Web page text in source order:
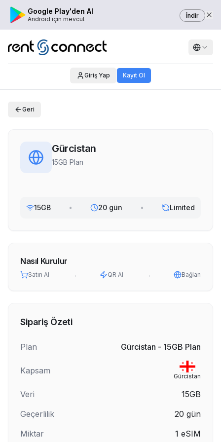
Google Play'den Al
Android için mevcut İndir
Giriş Yap Kayıt Ol
Geri
Gürcistan
15GB Plan
15GB • 20 gün • Limited
Nasıl Kurulur
Satın Al → QR Al → Bağlan
Sipariş Özeti
Plan Gürcistan - 15GB Plan
Kapsam
Gürcistan
Veri
15GB
Geçerlilik
20 gün
Miktar
1 eSIM